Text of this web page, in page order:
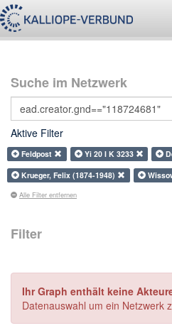
Suche im Netzwerk
Aktive Filter
Feldpost Yi 20 I K 3233
Krueger, Felix (1874-1948)
Alle Filter entfernen
Filter
Ihr Graph enthält keine
Datenauswahl um ein Netzwerk